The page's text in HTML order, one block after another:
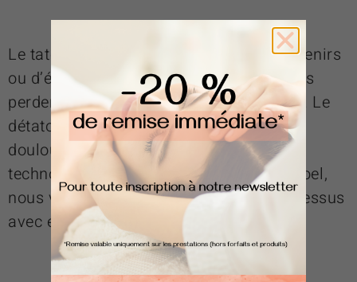
Le tatouage est souvent porteur de souvenirs
ou d’émotions, mais il arrive que certains
perdent leur sens ou soient mal réalisés. Le
détatouage, autrefois perçu comme
douloureux, a évolué grâce à des
technologies innovantes. Chez Centre Koel,
nous vous accompagnons dans ce processus
avec expertise et bienveillance.